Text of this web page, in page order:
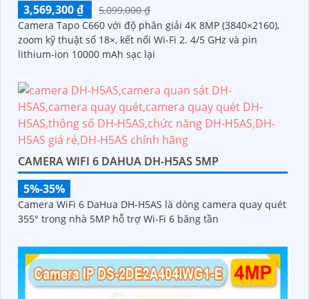
3,569,300 ₫
5,099,000 ₫
Camera Tapo C660 với độ phân giải 4K 8MP (3840×2160),
zoom kỹ thuật số 18×, kết nối Wi-Fi 2. 4/5 GHz và pin
lithium-ion 10000 mAh sạc lại
CAMERA WIFI 6 DAHUA DH-H5AS 5MP
5%-35%
Camera WiFi 6 DaHua DH-H5AS là dòng camera quay quét
355° trong nhà 5MP hỗ trợ Wi-Fi 6 băng tần